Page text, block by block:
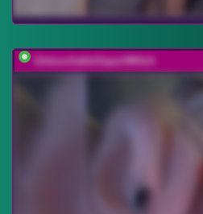
UntouchableSquirtWitch